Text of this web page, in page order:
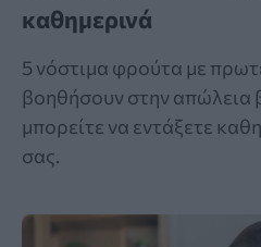
καθημερινά
5 νόστιμα φρούτα με
βοηθήσουν στην απώλεια
μπορείτε να εντάξετε
σας.